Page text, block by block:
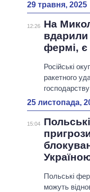
29 травня, 2025
12:26
На
вдарили
фермі, є
Російські
ракетного
25 листопада,
15:04
Польські
можуть